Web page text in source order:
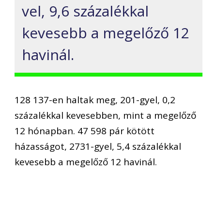
vel, 9,6 százalékkal
kevesebb a megelőző 12
havinál.
128 137-en haltak meg, 201-gyel, 0,2
százalékkal kevesebben, mint a megelőző
12 hónapban. 47 598 pár kötött
házasságot, 2731-gyel, 5,4 százalékkal
kevesebb a megelőző 12 havinál.